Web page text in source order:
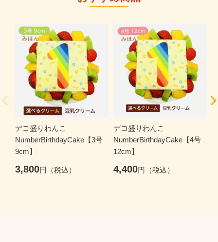
デコ盛りわんこ
NumberBirthdayCake【3号
9cm】
3,800
デコ盛りわんこ
NumberBirthdayCake【4号
12cm】
4,400